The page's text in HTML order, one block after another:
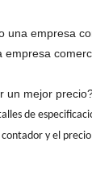
una empresa
empresa
un mejor
de
y el